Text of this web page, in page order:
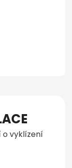
o vyklízení